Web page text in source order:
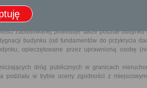
działek gruntu jest inne niż w księdze wieczystej.
zabudowanej powoduje także podział
budynku (od fundamentów do przykrycia
opieczętowane przez uprawnioną osobę
dróg publicznych w granicach
podziału w trybie oceny zgodności z